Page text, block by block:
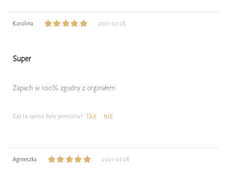
Karolina 2021-07-28
Super
Zapach w 100% zgodny z orginałem
Czy ta opinia była pomocna? TAK NIE
Agnieszka 2021-07-28